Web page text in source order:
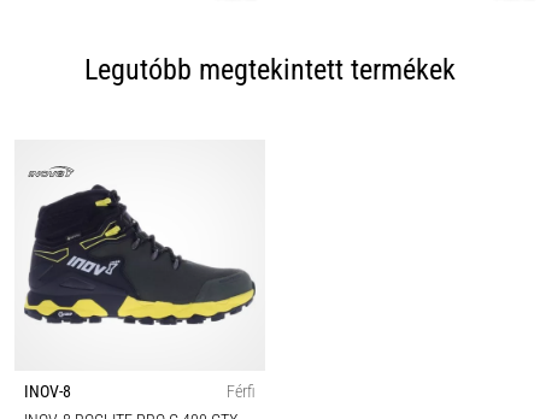
Legutóbb megtekintett termékek
INOV-8
Férfi